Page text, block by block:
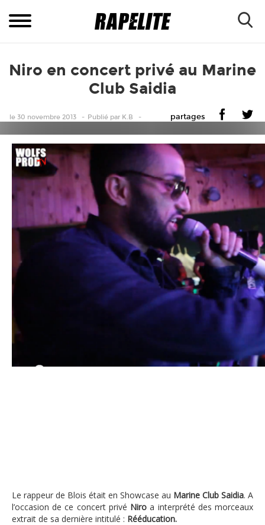
Niro en concert privé au Marine
Club Saidia
le 30 novembre 2013 Publiépar K.B partages
Le rappeur de Blois était en Showcase au Marine Club Saidia. A
l’occasion de ce concert privé Niro a interprété des morceaux
extrait de sa dernière intitulé : Rééducation.